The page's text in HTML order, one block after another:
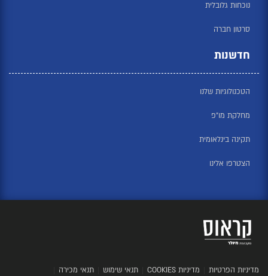
נוכחות גלובלית
סרטון חברה
חדשנות
הטכנולוגיות שלנו
מחלקת מו”פ
תקינה בינלאומית
הצטרפו אלינו
מדיניות הפרטיות מדיניות COOKIES תנאי שימוש תנאי מכירה